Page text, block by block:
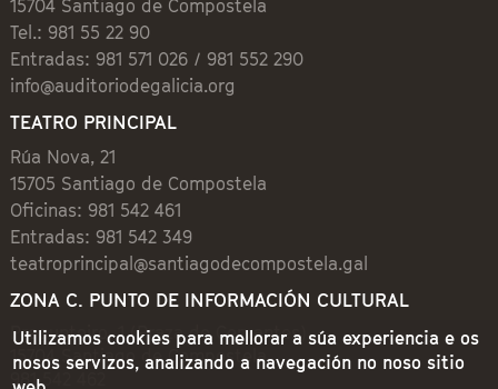
15704 Santiago de Compostela
Tel.: 981 55 22 90
Entradas: 981 571 026 / 981 552 290
info@auditoriodegalicia.org
TEATRO PRINCIPAL
Rúa Nova, 21
15705 Santiago de Compostela
Oficinas: 981 542 461
Entradas: 981 542 349
teatroprincipal@santiagodecompostela.gal
ZONA C. PUNTO DE INFORMACIÓN CULTURAL
Preguntoiro, 1 (Praza de Cervantes)
15704 Santiago de Compostela
981 542 462
Utilizamos cookies para mellorar a súa experiencia e os
nosos servizos, analizando a navegación no noso sitio